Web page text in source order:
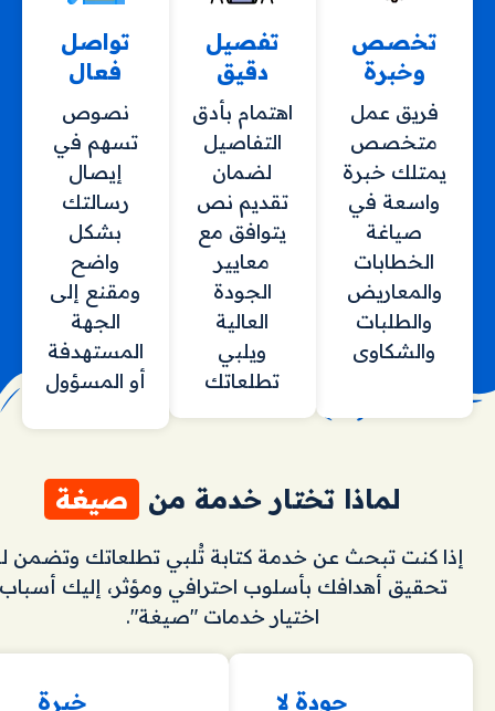
تخصص
وخبرة
فريق عمل
متخصص
يمتلك خبرة
واسعة في
صياغة
الخطابات
والمعاريض
والطلبات
والشكاوى
تفصيل
دقيق
اهتمام بأدق
التفاصيل
لضمان
تقديم نص
يتوافق مع
معايير
الجودة
العالية
ويلبي
تطلعاتك
تواصل
فعال
نصوص
تسهم في
إيصال
رسالتك
بشكل
واضح
ومقنع إلى
الجهة
المستهدفة
أو المسؤول
لماذا تختار خدمة من صيغة
إذا كنت تبحث عن خدمة كتابة تُلبي تطلعاتك وتضمن
تحقيق أهدافك بأسلوب احترافي ومؤثر، إليك
اختيار خدمات "صيغة".
جودة لا خبرة